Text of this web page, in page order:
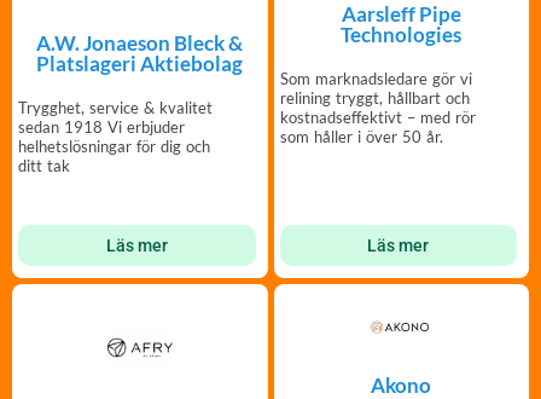
A.W. Jonaeson Bleck &
Platslageri Aktiebolag
Trygghet, service & kvalitet
sedan 1918 Vi erbjuder
helhetslösningar för dig och
ditt tak
Läs mer
Aarsleff Pipe
Technologies
Som marknadsledare gör vi
relining tryggt, hållbart och
kostnadseffektivt – med rör
som håller i över 50 år.
Läs mer
Akono